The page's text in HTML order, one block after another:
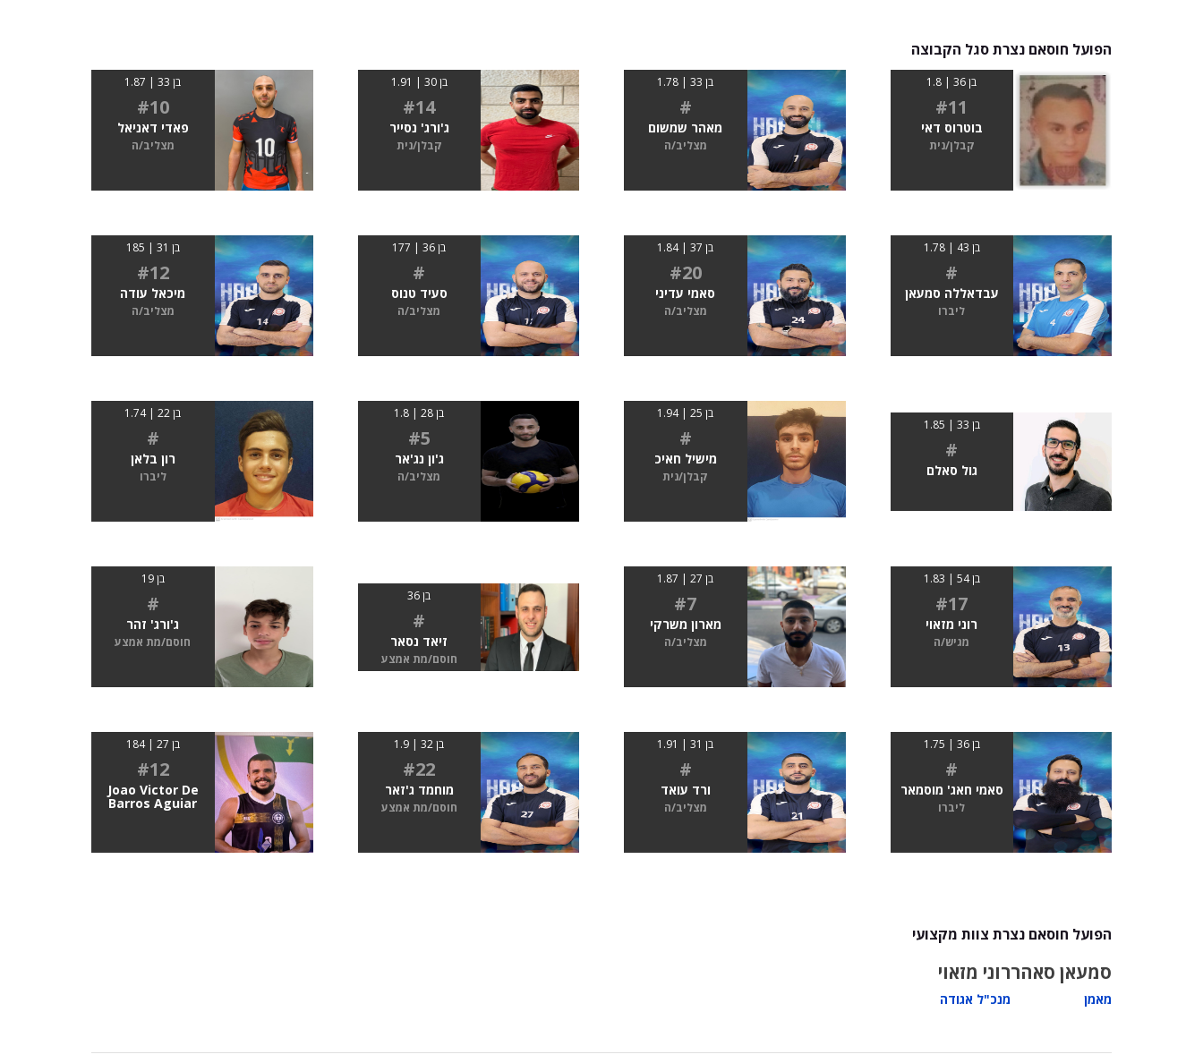
הפועל חוסאם נצרת סגל הקבוצה
בן 36 | 1.8
#11
בוטרוס דאי
קבלן/נית
בן 33 | 1.78
#
מאהר שמשום
מצליב/ה
בן 30 | 1.91
#14
ג'ורג' נסייר
קבלן/נית
בן 33 | 1.87
#10
פאדי דאניאל
מצליב/ה
בן 43 | 1.78
#
עבדאללה סמעאן
ליברו
בן 37 | 1.84
#20
סאמי עדיני
מצליב/ה
בן 36 | 177
#
סעיד טנוס
מצליב/ה
בן 31 | 185
#12
מיכאל עודה
מצליב/ה
בן 33 | 1.85
#
גול סאלם
בן 25 | 1.94
#
מישיל חאיכ
קבלן/נית
בן 28 | 1.8
#5
ג'ון נג'אר
מצליב/ה
בן 22 | 1.74
#
רון בלאן
ליברו
בן 54 | 1.83
#17
רוני מזאוי
מגיש/ה
בן 27 | 1.87
#7
מארון משרקי
מצליב/ה
בן 36
#
זיאד נסאר
חוסם/מת אמצע
בן 19
#
ג'ורג' זהר
חוסם/מת אמצע
בן 36 | 1.75
#
סאמי חאג' מוסמאר
ליברו
בן 31 | 1.91
#
ורד עואד
מצליב/ה
בן 32 | 1.9
#22
מוחמד ג'זאר
חוסם/מת אמצע
בן 27 | 184
#12
Joao Victor De
Barros Aguiar
הפועל חוסאם נצרת צוות מקצועי
סמעאן סאהר
מאמן
רוני מזאוי
מנכ"ל אגודה